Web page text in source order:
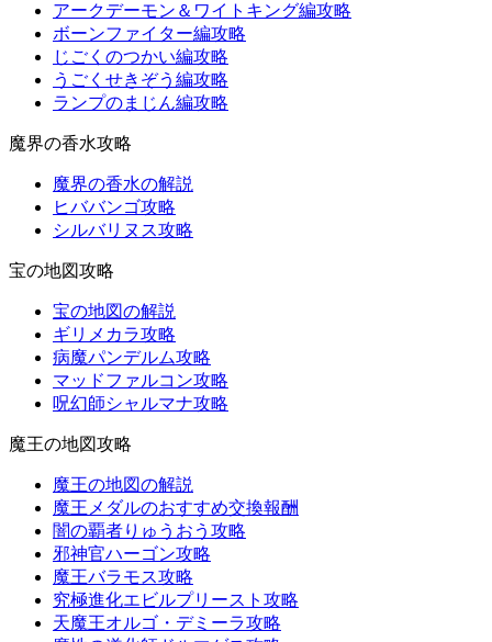
アークデーモン＆ワイトキング編攻略
ボーンファイター編攻略
じごくのつかい編攻略
うごくせきぞう編攻略
ランプのまじん編攻略
魔界の香水攻略
魔界の香水の解説
ヒババンゴ攻略
シルバリヌス攻略
宝の地図攻略
宝の地図の解説
ギリメカラ攻略
病魔パンデルム攻略
マッドファルコン攻略
呪幻師シャルマナ攻略
魔王の地図攻略
魔王の地図の解説
魔王メダルのおすすめ交換報酬
闇の覇者りゅうおう攻略
邪神官ハーゴン攻略
魔王バラモス攻略
究極進化エビルプリースト攻略
天魔王オルゴ・デミーラ攻略